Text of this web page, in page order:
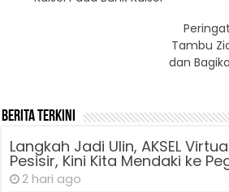
Tambu
dan
Berita Terkini
Langkah Jadi Ulin, AKSEL
Pesisir, Kini Kita Mendaki ke
2 hari ago